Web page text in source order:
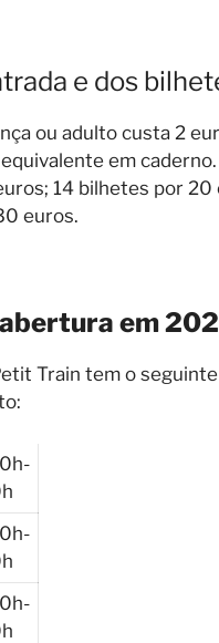
e dos
ou adulto custa 2
em
14 bilhetes por 20
euros.
em
Train tem o